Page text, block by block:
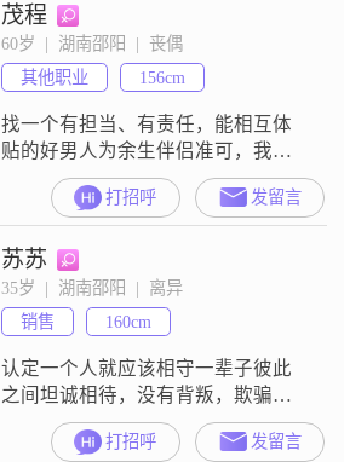
茂程
60岁  |  湖南邵阳  |  丧偶
其他职业
156cm
找一个有担当、有责任，能相互体
贴的好男人为余生伴侣准可，我有
油茶产业2百亩左右，今年投产了，
有愿意来为我分享的帅哥吗？
打招呼 发留言
苏苏
35岁  |  湖南邵阳  |  离异
销售
160cm
认定一个人就应该相守一辈子彼此
之间坦诚相待，没有背叛，欺骗，
互相欣赏对方信任对方，
打招呼 发留言